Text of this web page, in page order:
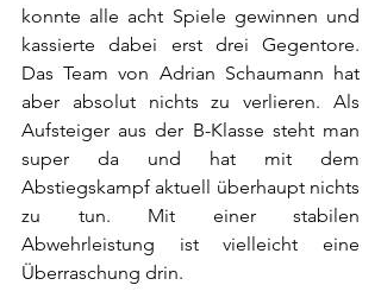
konnte alle acht Spiele gewinnen und
kassierte dabei erst drei Gegentore.
Das Team von Adrian Schaumann hat
aber absolut nichts zu verlieren. Als
Aufsteiger aus der B-Klasse steht man
super da und hat mit dem
Abstiegskampf aktuell überhaupt nichts
zu tun. Mit einer stabilen
Abwehrleistung ist vielleicht eine
Überraschung drin.